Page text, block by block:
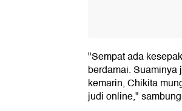
"Sempat ada
berdamai.
kemarin, Chikita
judi online,"